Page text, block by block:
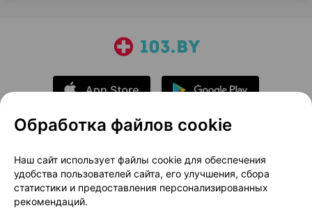
О проекте
Новости проекта
Размещение рекламы
Медицинский маркетинг
Публичный договор
Доставка
Обработка файлов cookie
Наш сайт использует файлы cookie для обеспечения
удобства пользователей сайта, его улучшения, сбора
статистики и предоставления персонализированных
рекомендаций.